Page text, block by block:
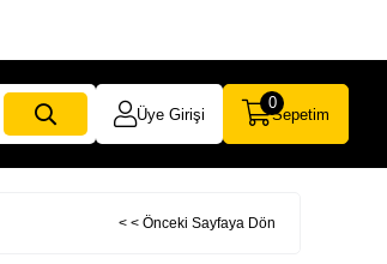
Üye Girişi Sepetim
0
< < Önceki Sayfaya Dön